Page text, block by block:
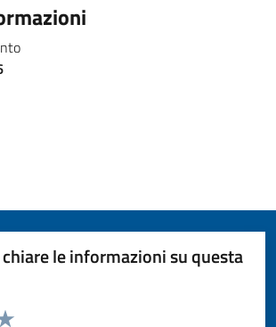
le informazioni su questa
la pagina